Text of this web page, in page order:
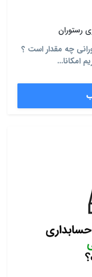
رستوران
چه مقدار است ؟
امکانا...